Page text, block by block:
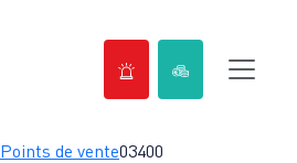
Points de vente03400